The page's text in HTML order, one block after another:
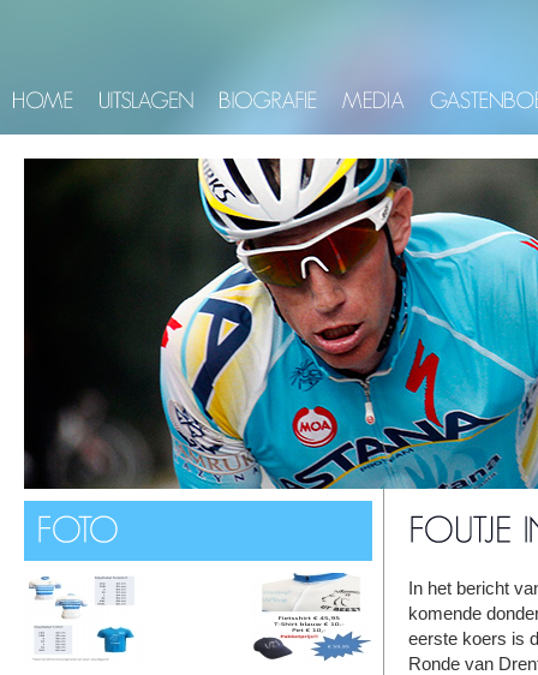
In het bericht
komende
eerste koers is
Ronde van